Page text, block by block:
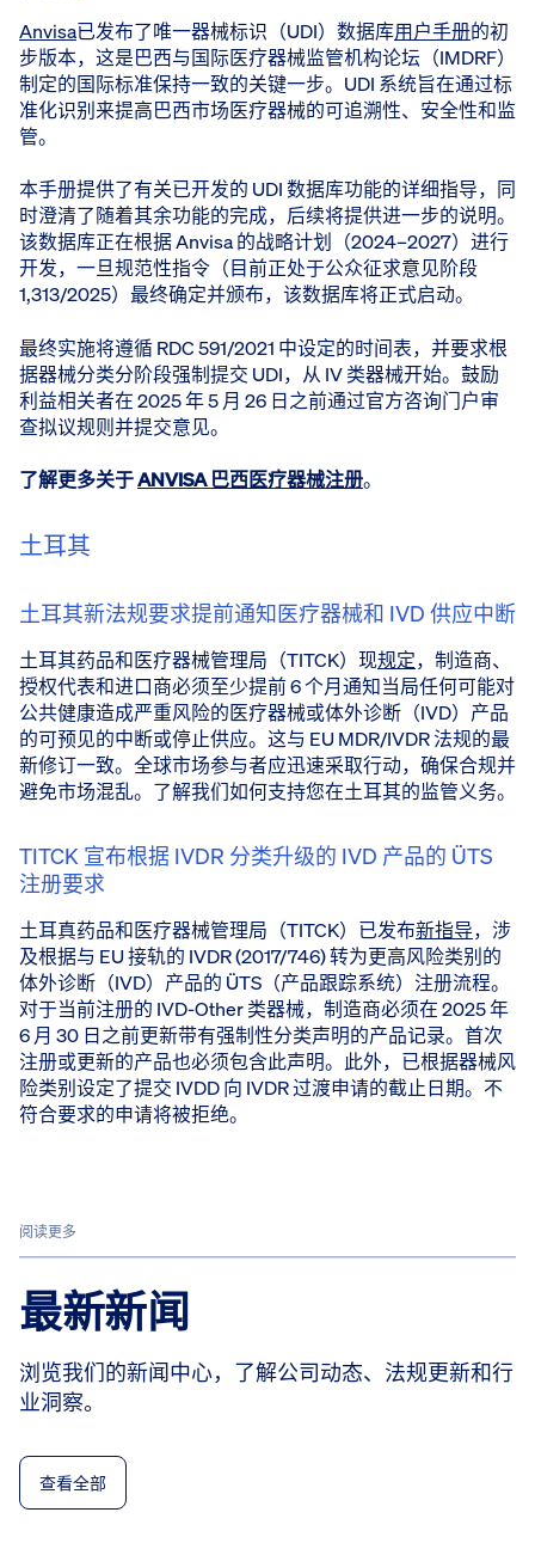
Anvisa已发布了唯一器械标识（UDI）数据库用户手册的初
步版本，这是巴西与国际医疗器械监管机构论坛（IMDRF）
制定的国际标准保持一致的关键一步。UDI 系统旨在通过标
准化识别来提高巴西市场医疗器械的可追溯性、安全性和监
管。
本手册提供了有关已开发的 UDI 数据库功能的详细指导，同
时澄清了随着其余功能的完成，后续将提供进一步的说明。
该数据库正在根据 Anvisa 的战略计划（2024–2027）进行
开发，一旦规范性指令（目前正处于公众征求意见阶段
1,313/2025）最终确定并颁布，该数据库将正式启动。
最终实施将遵循 RDC 591/2021 中设定的时间表，并要求根
据器械分类分阶段强制提交 UDI，从 IV 类器械开始。鼓励
利益相关者在 2025 年 5 月 26 日之前通过官方咨询门户审
查拟议规则并提交意见。
了解更多关于ANVISA 巴西医疗器械注册。
土耳其
土耳其新法规要求提前通知医疗器械和 IVD 供应中断
土耳其药品和医疗器械管理局（TITCK）现规定，制造商、
授权代表和进口商必须至少提前 6 个月通知当局任何可能对
公共健康造成严重风险的医疗器械或体外诊断（IVD）产品
的可预见的中断或停止供应。这与 EU MDR/IVDR 法规的最
新修订一致。全球市场参与者应迅速采取行动，确保合规并
避免市场混乱。了解我们如何支持您在土耳其的监管义务。
TITCK 宣布根据 IVDR 分类升级的 IVD 产品的 ÜTS
注册要求
土耳真药品和医疗器械管理局（TITCK）已发布新指导，涉
及根据与 EU 接轨的 IVDR (2017/746) 转为更高风险类别的
体外诊断（IVD）产品的 ÜTS（产品跟踪系统）注册流程。
对于当前注册的 IVD-Other 类器械，制造商必须在 2025 年
6 月 30 日之前更新带有强制性分类声明的产品记录。首次
注册或更新的产品也必须包含此声明。此外，已根据器械风
险类别设定了提交 IVDD 向 IVDR 过渡申请的截止日期。不
符合要求的申请将被拒绝。
阅读更多
最新新闻
浏览我们的新闻中心，了解公司动态、法规更新和行
业洞察。
查看全部